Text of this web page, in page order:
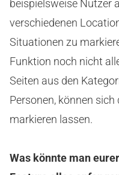
beispielsweise Nutzer
verschiedenen
Situationen zu
Funktion noch nicht
Seiten aus den
Personen, können
markieren lassen.
Was könnte man